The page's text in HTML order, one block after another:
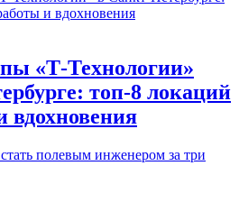
«Т-Технологии»
топ-8 локаций
вдохновения